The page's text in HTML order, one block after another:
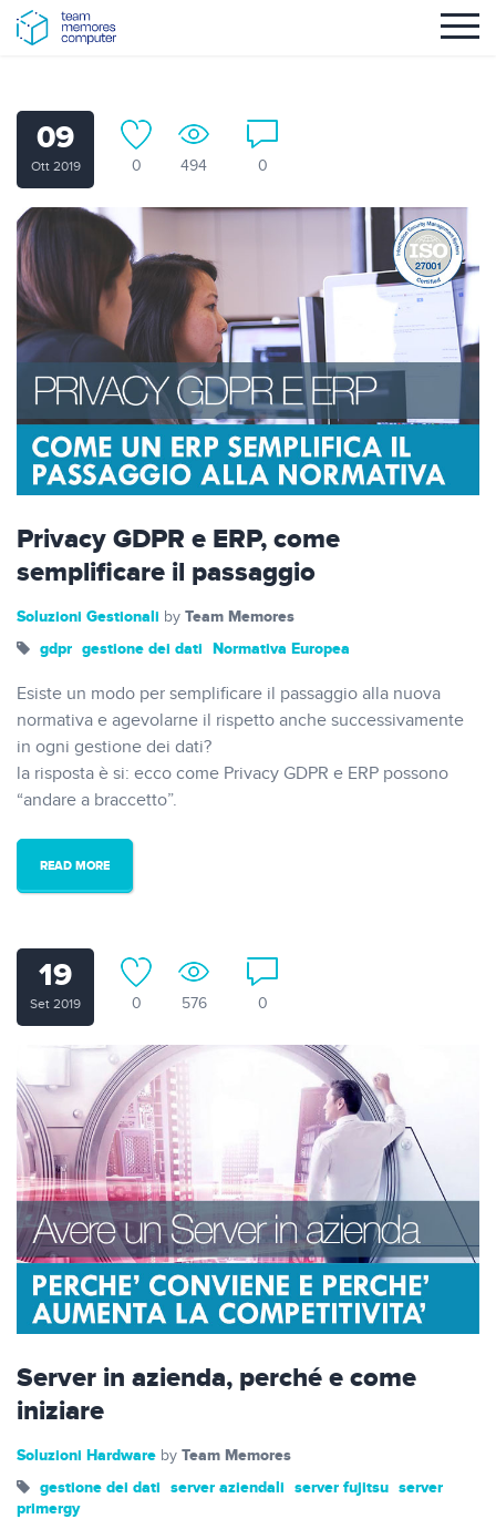
09
Ott 2019 0 494 0
Privacy GDPR e ERP, come
semplificare il passaggio
Soluzioni Gestionali by Team Memores
gdpr gestione dei dati Normativa Europea
Esiste un modo per semplificare il passaggio alla nuova
normativa e agevolarne il rispetto anche successivamente
in ogni gestione dei dati?
la risposta è si: ecco come Privacy GDPR e ERP possono
“andare a braccetto”.
READ MORE
19
Set 2019 0 576 0
Server in azienda, perché e come
iniziare
Soluzioni Hardware by Team Memores
gestione dei dati server aziendali server fujitsu server
primergy